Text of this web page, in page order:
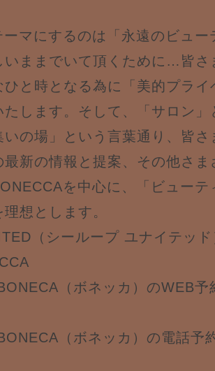
マにするのは「永遠のビュ
いままでいて頂くために…皆さ
ひと時となる為に「美的プラ
たします。そして、「サロン
いの場」という言葉通り、皆
新の情報と提案、その他さ
を中心に、「ビュー
想とします。